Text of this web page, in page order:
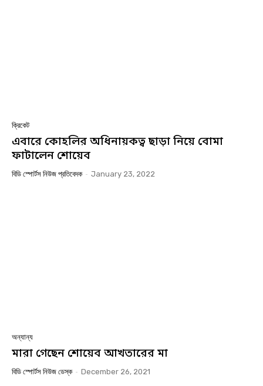
ক্রিকেট
এবারে কোহলির অধিনায়কত্ব ছাড়া নিয়ে বোমা
ফাটালেন শোয়েব
বিডি স্পোর্টস নিউজ প্রতিবেদক - January 23, 2022
অন্যান্য
মারা গেছেন শোয়েব আখতারের মা
বিডি স্পোর্টস নিউজ ডেস্ক - December 26, 2021